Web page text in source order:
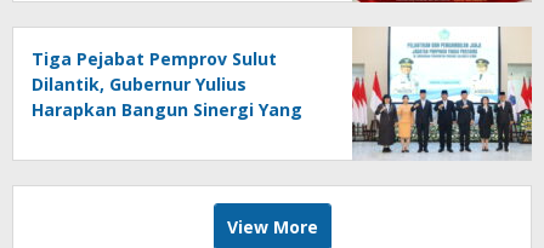
Tiga Pejabat Pemprov Sulut
Dilantik, Gubernur Yulius
Harapkan Bangun Sinergi Yang
View More